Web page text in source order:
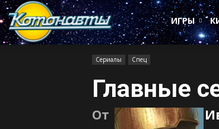
Котонавты
ИГРЫ
Сериалы Спец
Главные
От